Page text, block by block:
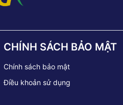
CHÍNH SÁCH BẢO MẬT
Chính sách bảo mật
Điều khoản sử dụng